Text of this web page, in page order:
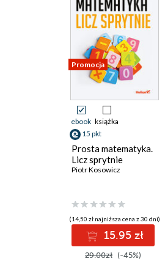
Promocja
ebook książka
15 pkt
Prosta matematyka.
Licz sprytnie
Piotr Kosowicz
(14,50 zł najniższa cena z 30 dni)
15.95 zł
29.00zł (-45%)